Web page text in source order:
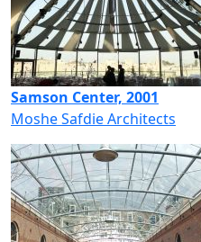
Samson Center, 2001
Moshe Safdie Architects